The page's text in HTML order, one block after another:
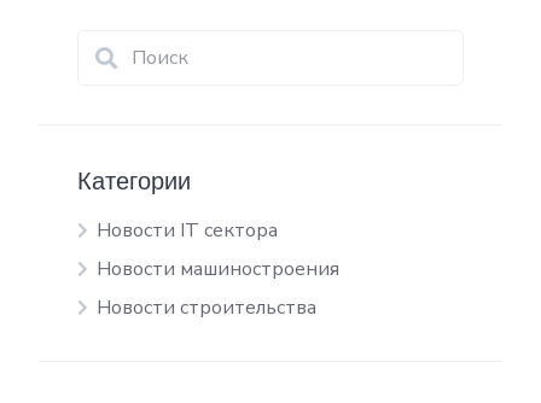
Категории
Новости IT сектора
Новости машиностроения
Новости строительства